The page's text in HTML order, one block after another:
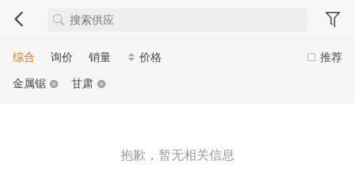
推荐
综合 询价 销量
价格
金属锯
甘肃
抱歉，暂无相关信息